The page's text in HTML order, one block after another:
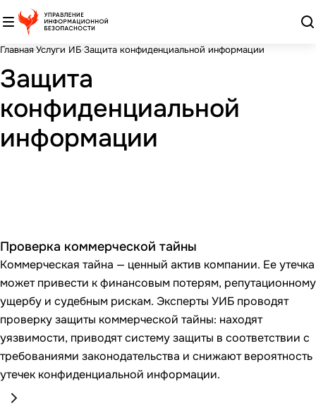
Главная Услуги ИБ Защита конфиденциальной информации
Защита
конфиденциальной
информации
Проверка коммерческой тайны
Коммерческая тайна — ценный актив компании. Ее утечка
может привести к финансовым потерям, репутационному
ущербу и судебным рискам. Эксперты УИБ проводят
проверку защиты коммерческой тайны: находят
уязвимости, приводят систему защиты в соответствии с
требованиями законодательства и снижают вероятность
утечек конфиденциальной информации.